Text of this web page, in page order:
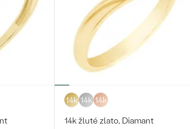
14k 14k 14k
14k žluté zlato, Diamant